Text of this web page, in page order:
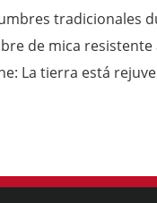
La tierra está